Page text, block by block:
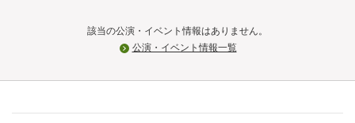
該当の公演・イベント情報はありません。
公演・イベント情報一覧